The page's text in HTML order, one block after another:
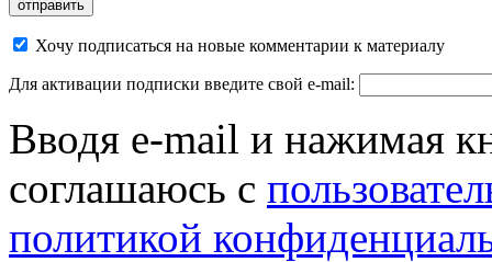
Хочу подписаться на новые комментарии к материалу
Для активации подписки введите свой e-mail:
Вводя e-mail и нажимая
соглашаюсь с
политикой